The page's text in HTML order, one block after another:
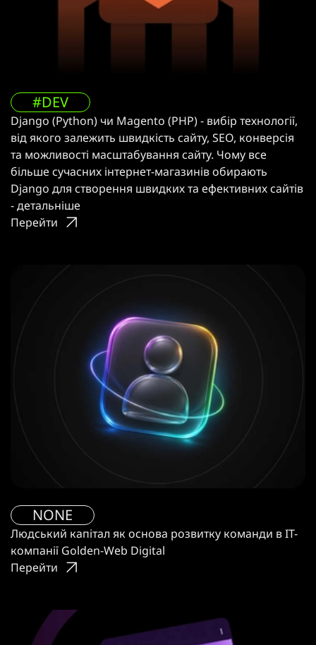
#DEV
Django (Python) чи Magento (PHP) - вибір технології,
від якого залежить швидкість сайту, SEO, конверсія
та можливості масштабування сайту. Чому все
більше сучасних інтернет-магазинів обирають
Django для створення швидких та ефективних сайтів
- детальніше
Перейти
NONE
Людський капітал як основа розвитку команди в IT-
компанії Golden-Web Digital
Перейти